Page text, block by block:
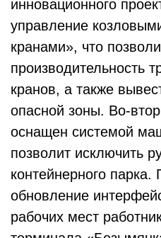
инновационного
управление
кранами», что
производительность
кранов, а также
опасной зоны. Во-
оснащен системой
позволит исключить
контейнерного парка.
обновление
рабочих мест